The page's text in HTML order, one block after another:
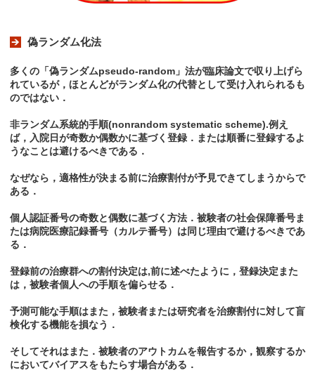
偽ランダム化法
多くの「偽ランダムpseudo-random」法が臨床論文で収り上げら
れているが，ほとんどがランダム化の代替として受け入れられるも
のではない．
非ランダム系統的手順(nonrandom systematic scheme).例え
ば，入院日が奇数か偶数かに基づく登録．または順番に登録するよ
うなことは避けるべきである．
なぜなら，適格性が決まる前に治療割付が予見できてしまうからで
ある．
個人認証番号の奇数と偶数に基づく方法．被験者の社会保障番号ま
たは病院医療記録番号（カルテ番号）は同じ理由で避けるべきであ
る．
登録前の治療群への割付決定は,前に述べたように，登録決定また
は，被験者個人への手順を偏らせる．
予測可能な手順はまた，被験者または研究者を治療割付に対して盲
検化する機能を損なう．
そしてそれはまた．被験者のアウトカムを報告するか，観察するか
においてバイアスをもたらす場合がある．